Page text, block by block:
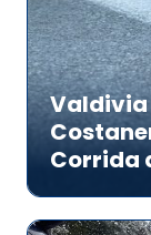
Corrida